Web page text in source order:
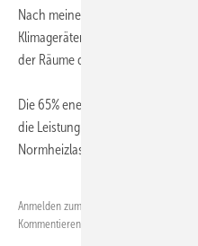
Nach meiner Interpretation heisst
Klimageräten versorgt werden,
der Räume die 65% erneuerbare
Die 65% eneuerbaren Energien
die Leistung der Bioheizung
Normheizlast des zu
Anmelden zum
Kommentieren.